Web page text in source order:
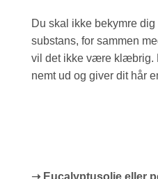
Du skal ikke bekymre
substans, for sammen
vil det ikke være klæbrig.
nemt ud og giver dit hår